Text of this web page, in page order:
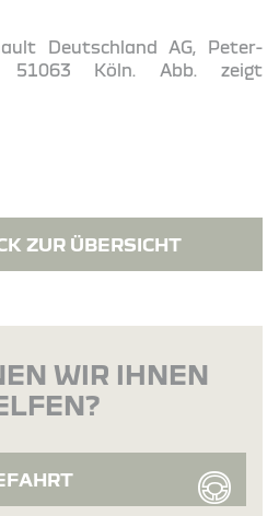
Deutschland AG, Peter-
51063 Köln. Abb. zeigt
ZUR ÜBERSICHT
WIR IHNEN